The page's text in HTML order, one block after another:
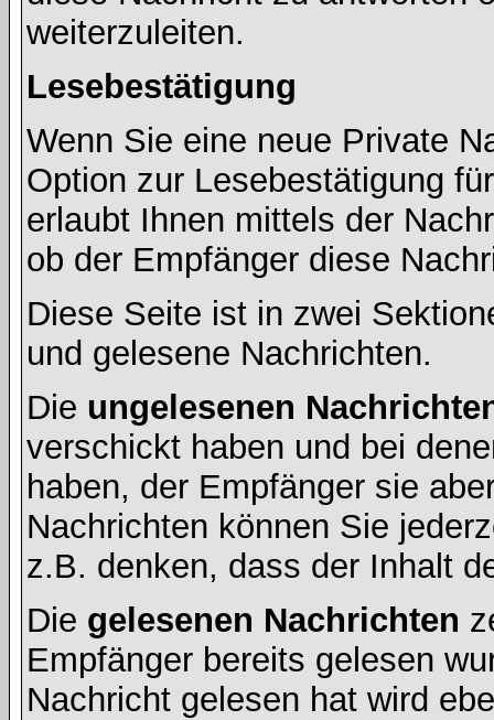
weiterzuleiten.
Lesebestätigung
Wenn Sie eine neue Private
Option zur Lesebestätigung
erlaubt Ihnen mittels der
ob der Empfänger diese
Diese Seite ist in zwei
und gelesene Nachrichten.
Die ungelesenen
verschickt haben und bei
haben, der Empfänger sie
Nachrichten können Sie
z.B. denken, dass der Inhalt
Die gelesenen Nachrichten
Empfänger bereits gelesen
Nachricht gelesen hat wird